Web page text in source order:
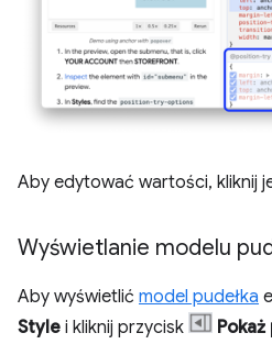
Aby edytować wartości, kliknij
Wyświetlanie modelu
Aby wyświetlić model pudełka
Style i kliknij przycisk